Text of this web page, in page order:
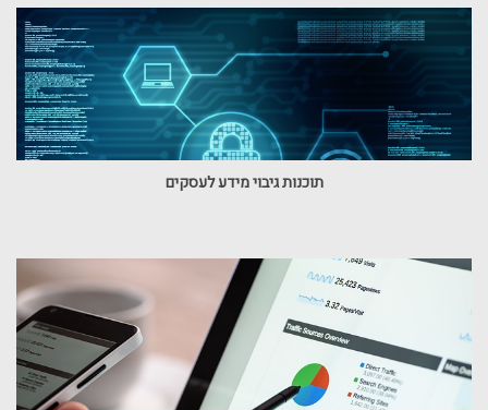
תוכנות גיבוי מידע לעסקים